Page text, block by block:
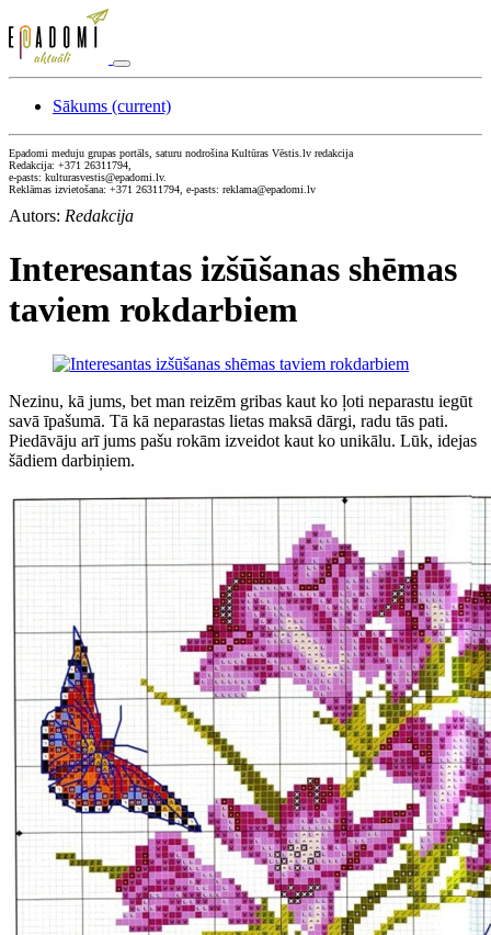
Sākums (current)
Epadomi meduju grupas portāls, saturu nodrošina Kultūras Vēstis.lv redakcija
Redakcija: +371 26311794,
e-pasts: kulturasvestis@epadomi.lv.
Reklāmas izvietošana: +371 26311794, e-pasts: reklama@epadomi.lv
Autors: Redakcija
Interesantas izšūšanas shēmas
taviem rokdarbiem
Nezinu, kā jums, bet man reizēm gribas kaut ko ļoti neparastu iegūt
savā īpašumā. Tā kā neparastas lietas maksā dārgi, radu tās pati.
Piedāvāju arī jums pašu rokām izveidot kaut ko unikālu. Lūk, idejas
šādiem darbiņiem.